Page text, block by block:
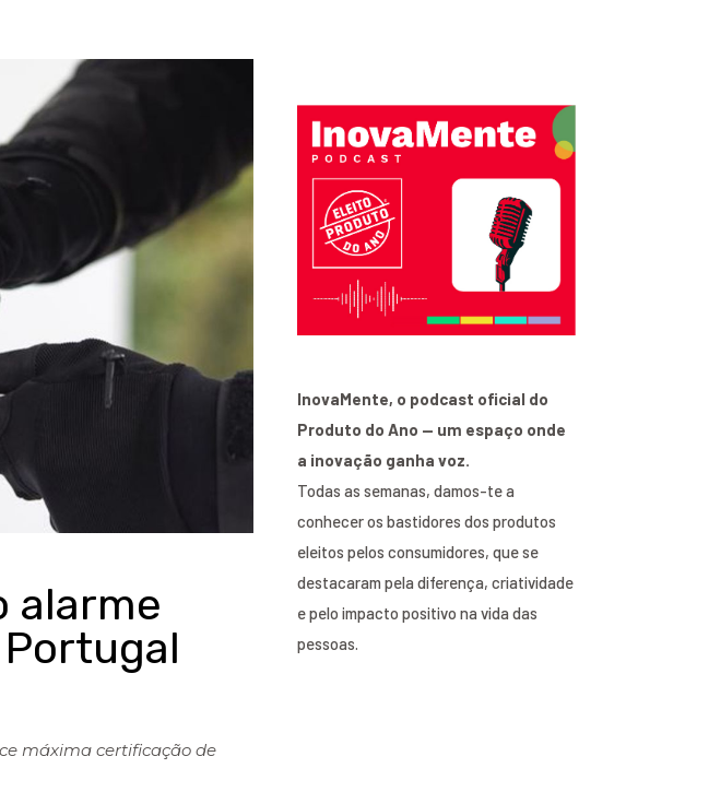
alarme
máxima certificação de
InovaMente, o podcast oficial do
Produto do Ano — um espaço onde
a inovação ganha voz.
Todas as semanas, damos-te a
conhecer os bastidores dos produtos
eleitos pelos consumidores, que se
destacaram pela diferença, criatividade
e pelo impacto positivo na vida das
pessoas.